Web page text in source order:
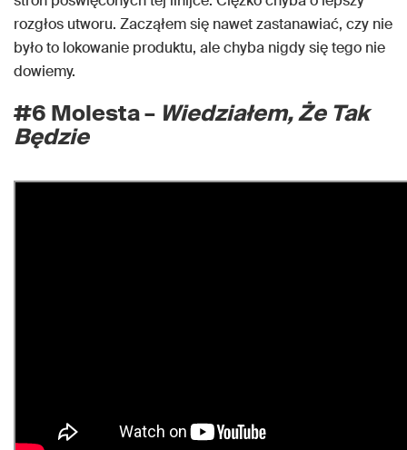
rozgłos utworu. Zacząłem się nawet zastanawiać, czy nie
było to lokowanie produktu, ale chyba nigdy się tego nie
dowiemy.
#6 Molesta – Wiedziałem, Że Tak
Będzie